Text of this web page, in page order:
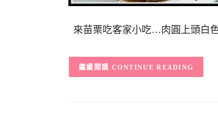
來苗栗吃客家小吃…肉圓上頭白
CONTINUE READING